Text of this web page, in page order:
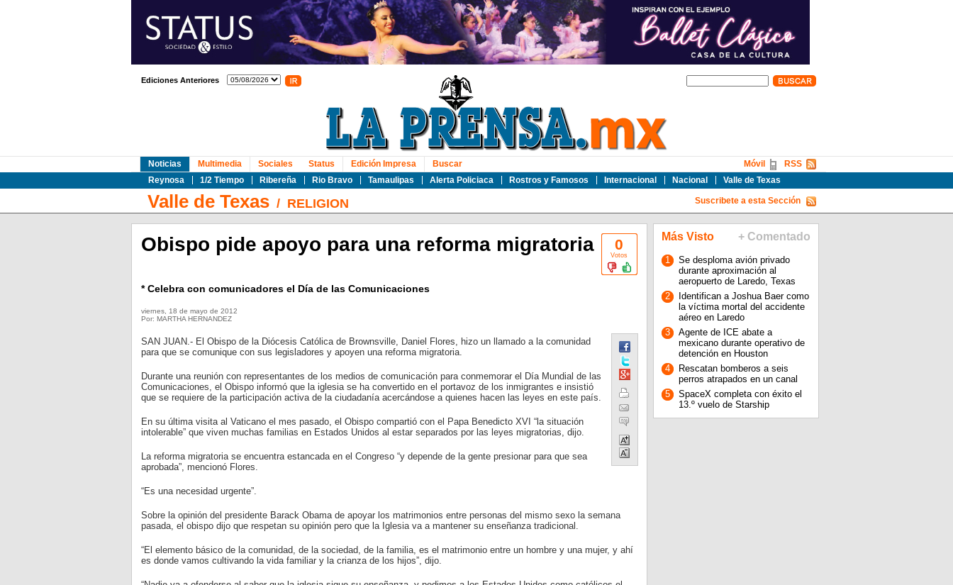
Ediciones Anteriores
Noticias
Reynosa
1/2 Tiempo Ribereña Rio Bravo Tamaulipas Alerta Policiaca Rostros y Famosos Internacional Nacional Valle de Texas
Multimedia Sociales Status Edición Impresa Buscar RSS
Móvil
Valle de Texas/ RELIGION Suscribete a esta Sección
0
Votos
Obispo pide apoyo para una reforma migratoria
* Celebra con comunicadores el Día de las Comunicaciones
viernes, 18 de mayo de 2012
Por: MARTHA HERNANDEZ
SAN JUAN.- El Obispo de la Diócesis Católica de Brownsville, Daniel Flores, hizo un llamado a la comunidad
para que se comunique con sus legisladores y apoyen una reforma migratoria.
Durante una reunión con representantes de los medios de comunicación para conmemorar el Día Mundial de las
Comunicaciones, el Obispo informó que la iglesia se ha convertido en el portavoz de los inmigrantes e insistió
que se requiere de la participación activa de la ciudadanía acercándose a quienes hacen las leyes en este país.
En su última visita al Vaticano el mes pasado, el Obispo compartió con el Papa Benedicto XVI “la situación
intolerable” que viven muchas familias en Estados Unidos al estar separados por las leyes migratorias, dijo.
La reforma migratoria se encuentra estancada en el Congreso “y depende de la gente presionar para que sea
aprobada”, mencionó Flores.
“Es una necesidad urgente”.
Sobre la opinión del presidente Barack Obama de apoyar los matrimonios entre personas del mismo sexo la semana
pasada, el obispo dijo que respetan su opinión pero que la Iglesia va a mantener su enseñanza tradicional.
“El elemento básico de la comunidad, de la sociedad, de la familia, es el matrimonio entre un hombre y una mujer, y ahí
es donde vamos cultivando la vida familiar y la crianza de los hijos”, dijo.
Más Visto + Comentado
1
Se desploma avión privado
durante aproximación al
aeropuerto de Laredo, Texas
2
Identifican a Joshua Baer como
la víctima mortal del accidente
aéreo en Laredo
3
Agente de ICE abate a
mexicano durante operativo de
detención en Houston
4
Rescatan bomberos a seis
perros atrapados en un canal
5
SpaceX completa con éxito el
13.º vuelo de Starship